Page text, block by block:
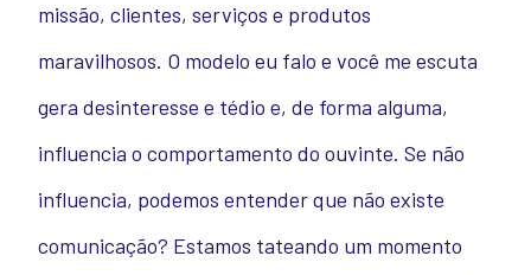
missão, clientes, serviços e produtos
maravilhosos. O modelo eu falo e você me escuta
gera desinteresse e tédio e, de forma alguma,
influencia o comportamento do ouvinte. Se não
influencia, podemos entender que não existe
comunicação? Estamos tateando um momento